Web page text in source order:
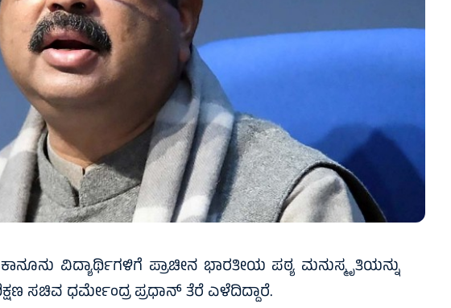
ವಿದ್ಯಾರ್ಥಿಗಳಿಗೆ ಪ್ರಾಚೀನ ಭಾರತೀಯ ಪಠ್ಯ ಮನುಸ್ಮೃತಿಯನ್ನು
ಸಚಿವ ಧರ್ಮೇಂದ್ರ ಪ್ರಧಾನ್ ತೆರೆ ಎಳೆದಿದ್ದಾರೆ.